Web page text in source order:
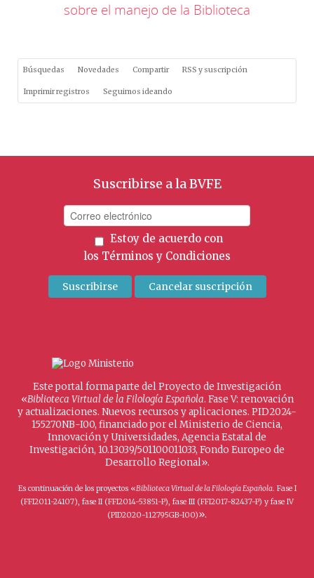
sobre el manejo de la Biblioteca
Búsquedas Novedades Compartir RSS y suscripción
Imprimir registros Seguimos ideando
Suscribirse a la BVFE
Estoy de acuerdo con
los Términos y Condiciones
Este portal forma parte del Proyecto de Investigación
«Biblioteca Virtual de la Filología Española. Fase V: renovación
y actualizaciones. Nuevos recursos y aplicaciones. PID2024-
155270NB-I00, financiado por el Ministerio de Ciencia,
Innovación y Universidades, Agencia Estatal de
Investigación, 10.13039/501100011033, Fondo Europeo de
Desarrollo Regional».
Es continuación de los proyectos «Biblioteca Virtual de la Filología Española. Fase I
(FFI2011-24107), fase II (FFI2014-53851-P), fase III (FFI2017-82437-P) y fase IV
(PID2020-112795GB-I00)».